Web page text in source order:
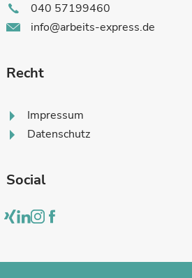
040 57199460
info@arbeits-express.de
Recht
Impressum
Datenschutz
Social